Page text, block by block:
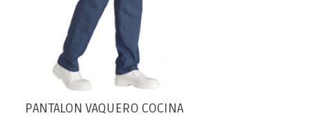
PANTALON VAQUERO COCINA